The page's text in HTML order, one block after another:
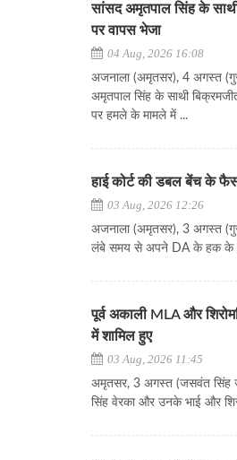
सांसद अमृतपाल सिंह के
पर वापस भेजा
04 Aug, 2026 16:08
अजनाला (अमृतसर), 4 अगस्त
अमृतपाल सिंह के साथी
पर हमले के मामले में ...
हाई कोर्ट की डबल बेंच के
03 Aug, 2026 12:26
अजनाला (अमृतसर), 3 अगस्त
लंबे समय से अपने DA के हक के
पूर्व अकाली MLA और
में शामिल हुए
03 Aug, 2026 11:45
अमृतसर, 3 अगस्त (जसवंत सिंह
सिंह वेरका और उनके भाई और